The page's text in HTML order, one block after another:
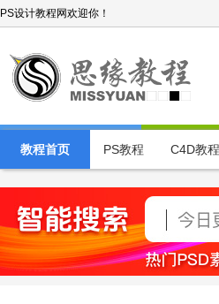
PS设计教程网欢迎你！
教程首页 PS教程 C4D教程